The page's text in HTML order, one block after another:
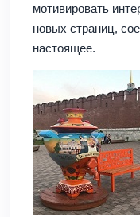
мотивировать
новых страниц,
настоящее.